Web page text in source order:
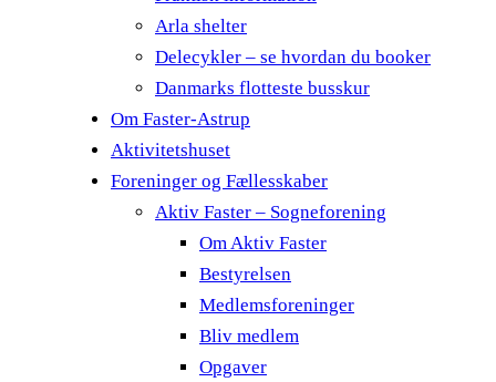
Arla shelter
Delecykler – se hvordan du booker
Danmarks flotteste busskur
Om Faster-Astrup
Aktivitetshuset
Foreninger og Fællesskaber
Aktiv Faster – Sogneforening
Om Aktiv Faster
Bestyrelsen
Medlemsforeninger
Bliv medlem
Opgaver